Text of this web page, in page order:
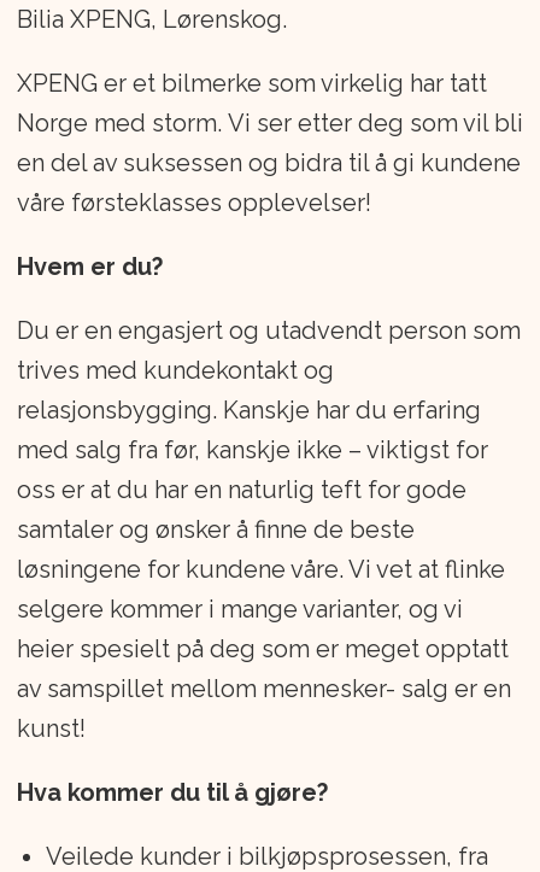
Buskerud, Innlandet, Østfold, Vestfold,
datterselskapet Toyota Bilia AS
representerer vi også merkene Toyota
og Lexus i Vestfold, Telemark og
Trøndelag. Vår visjon er at Bilia skal være
bransjens beste servicebedrift, og vi har
bidrar for å skape en positiv opplevelse
for alle som besøker Bilia.
Bilia XPENG, Lørenskog.
XPENG er et bilmerke som virkelig har tatt
Norge med storm. Vi ser etter deg som vil bli
en del av suksessen og bidra til å gi kundene
våre førsteklasses opplevelser!
Hvem er du?
Du er en engasjert og utadvendt person som
trives med kundekontakt og
relasjonsbygging. Kanskje har du erfaring
med salg fra før, kanskje ikke – viktigst for
oss er at du har en naturlig teft for gode
samtaler og ønsker å finne de beste
løsningene for kundene våre. Vi vet at flinke
selgere kommer i mange varianter, og vi
heier spesielt på deg som er meget opptatt
av samspillet mellom mennesker- salg er en
kunst!
Hva kommer du til å gjøre?
Veilede kunder i bilkjøpsprosessen, fra